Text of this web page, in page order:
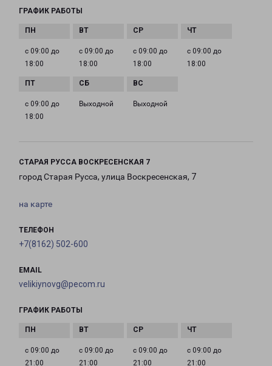
ГРАФИК РАБОТЫ
с 09:00 до
18:00
с 09:00 до
18:00
с 09:00 до
18:00
с 09:00 до
18:00
с 09:00 до
18:00
Выходной Выходной
СТАРАЯ РУССА ВОСКРЕСЕНСКАЯ 7
город Старая Русса, улица Воскресенская, 7
на карте
ТЕЛЕФОН
+7(8162) 502-600
EMAIL
velikiynovg@pecom.ru
ГРАФИК РАБОТЫ
с 09:00 до
21:00
с 09:00 до
21:00
с 09:00 до
21:00
с 09:00 до
21:00